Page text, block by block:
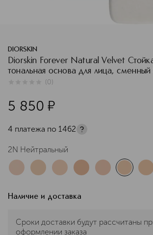
DIORSKIN
Diorskin Forever Natural Velvet
тональная основа для лица, сменный
(0)
5 850 ¤
4 платежа по 1462
2N Нейтральный
Наличие и доставка
Сроки доставки будут рассчитаны
оформлении заказа